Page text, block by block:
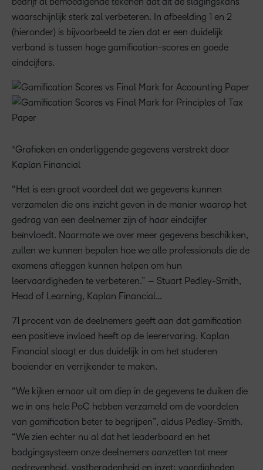
waarschijnlijk sterk zal verbeteren. In afbeelding 1 en 2
(hieronder) is bijvoorbeeld te zien dat er een duidelijk
verband is tussen hoge gamification-scores en goede
eindcijfers.
*Grafieken en onderliggende gegevens verstrekt door
Kaplan Financial
“Het is een groot voordeel dat we gegevens kunnen
verzamelen die ons inzicht geven in de manier waarop het
gedrag van een deelnemer zijn of haar eindcijfer
beïnvloedt. Naarmate we over meer gegevens beschikken,
zullen we kunnen bepalen hoe we alle professionals die de
examens afleggen kunnen helpen om hun
leervaardigheden te verbeteren.” – Stuart Pedley-Smith,
Head of Learning, Kaplan Financial…
71 procent van de deelnemers geeft aan dat gamification
een positieve invloed heeft op de leerervaring. Kaplan
Financial slaagt er dus duidelijk in om het studeren
boeiender en verrijkender te maken.
“We kijken ernaar uit om diep in de gegevens te duiken die
we in ons hele PoC hebben verzameld om de voordelen
van gamification beter te begrijpen”, aldus Pedley-Smith.
“We zien echter nu al dat het leaderboard en het
badgingsysteem onze deelnemers aanzetten tot meer
gedrevenheid, vastberadenheid en inzet: vaardigheden